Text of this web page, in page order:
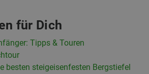
für Dich
Tipps & Touren
besten steigeisenfesten Bergstiefel